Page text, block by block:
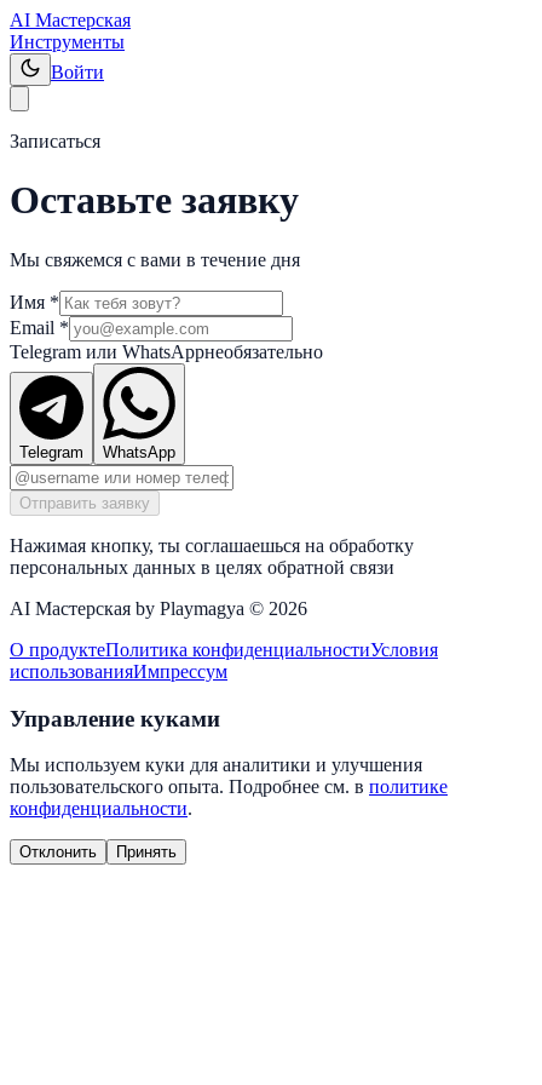
AI Мастерская
Инструменты
Войти
Записаться
Оставьте заявку
Мы свяжемся с вами в течение дня
Имя *
Email *
Telegram или WhatsAppнеобязательно
Telegram WhatsApp
Отправить заявку
Нажимая кнопку, ты соглашаешься на обработку
персональных данных в целях обратной связи
AI Мастерская by Playmagya © 2026
О продуктеПолитика конфиденциальностиУсловия
использованияИмпрессум
Управление куками
Мы используем куки для аналитики и улучшения
пользовательского опыта. Подробнее см. в политике
конфиденциальности.
Отклонить Принять